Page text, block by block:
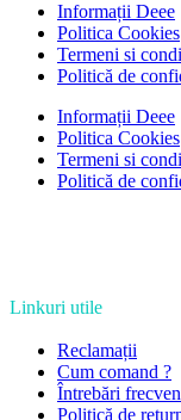
Informații Deee
Politica Cookies
Termeni si
Politică de
Informații Deee
Politica Cookies
Termeni si
Politică de
Linkuri utile
Reclamații
Cum comand ?
Întrebări
Politică de